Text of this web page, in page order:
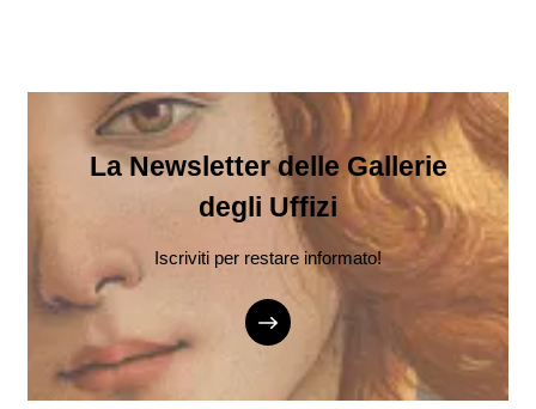
La Newsletter delle Gallerie
degli Uffizi
Iscriviti per restare informato!